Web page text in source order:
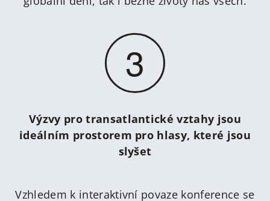
3
Výzvy pro transatlantické vztahy jsou
ideálním prostorem pro hlasy, které jsou
slyšet
Vzhledem k interaktivní povaze konference se